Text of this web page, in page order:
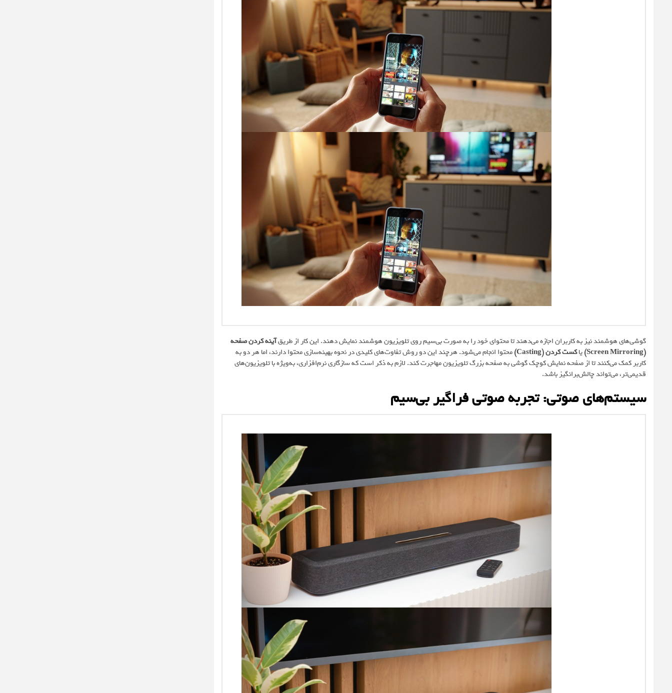
گوشی‌های هوشمند نیز به کاربران اجازه می‌دهند تا محتوای خود را به صورت بی‌سیم روی تلویزیون هوشمند نمایش دهند. این کار از طریقآینه کردن صفحه
(Screen Mirroring)
یاکست کردن (Casting)
محتوا انجام می‌شود. هرچند این دو روش تفاوت‌های کلیدی در نحوه بهینه‌سازی محتوا دارند، اما هر دو به
کاربر کمک می‌کنند تا از صفحه نمایش کوچک گوشی به صفحه بزرگ تلویزیون مهاجرت کند. لازم به ذکر است که سازگاری نرم‌افزاری، به‌ویژه با تلویزیون‌های
قدیمی‌تر، می‌تواند چالش‌برانگیز باشد.
سیستم‌های صوتی: تجربه صوتی فراگیر بی‌سیم